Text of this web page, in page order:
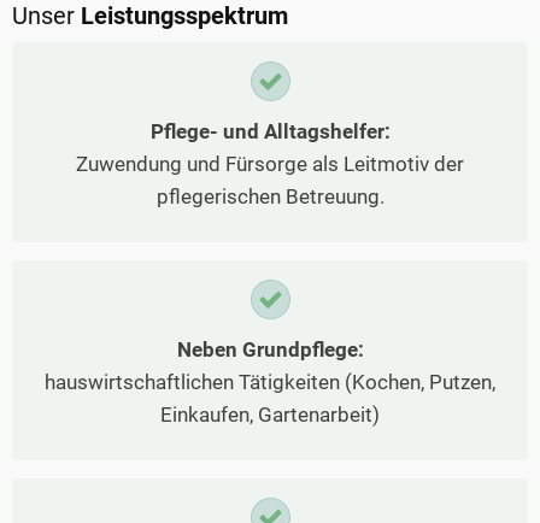
Unser Leistungsspektrum
Pflege- und Alltagshelfer:
Zuwendung und Fürsorge als Leitmotiv der
pflegerischen Betreuung.
Neben Grundpflege:
hauswirtschaftlichen Tätigkeiten (Kochen, Putzen,
Einkaufen, Gartenarbeit)